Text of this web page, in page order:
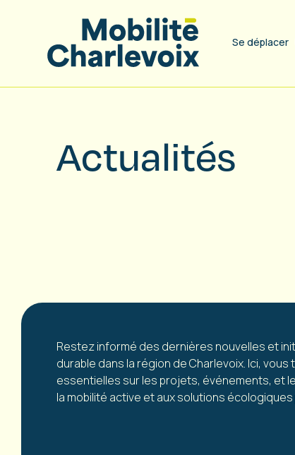
Se déplacer
Actualités
Restez informé des dernières nouvelles et
durable dans la région de Charlevoix. Ici,
essentielles sur les projets, événements, et
la mobilité active et aux solutions